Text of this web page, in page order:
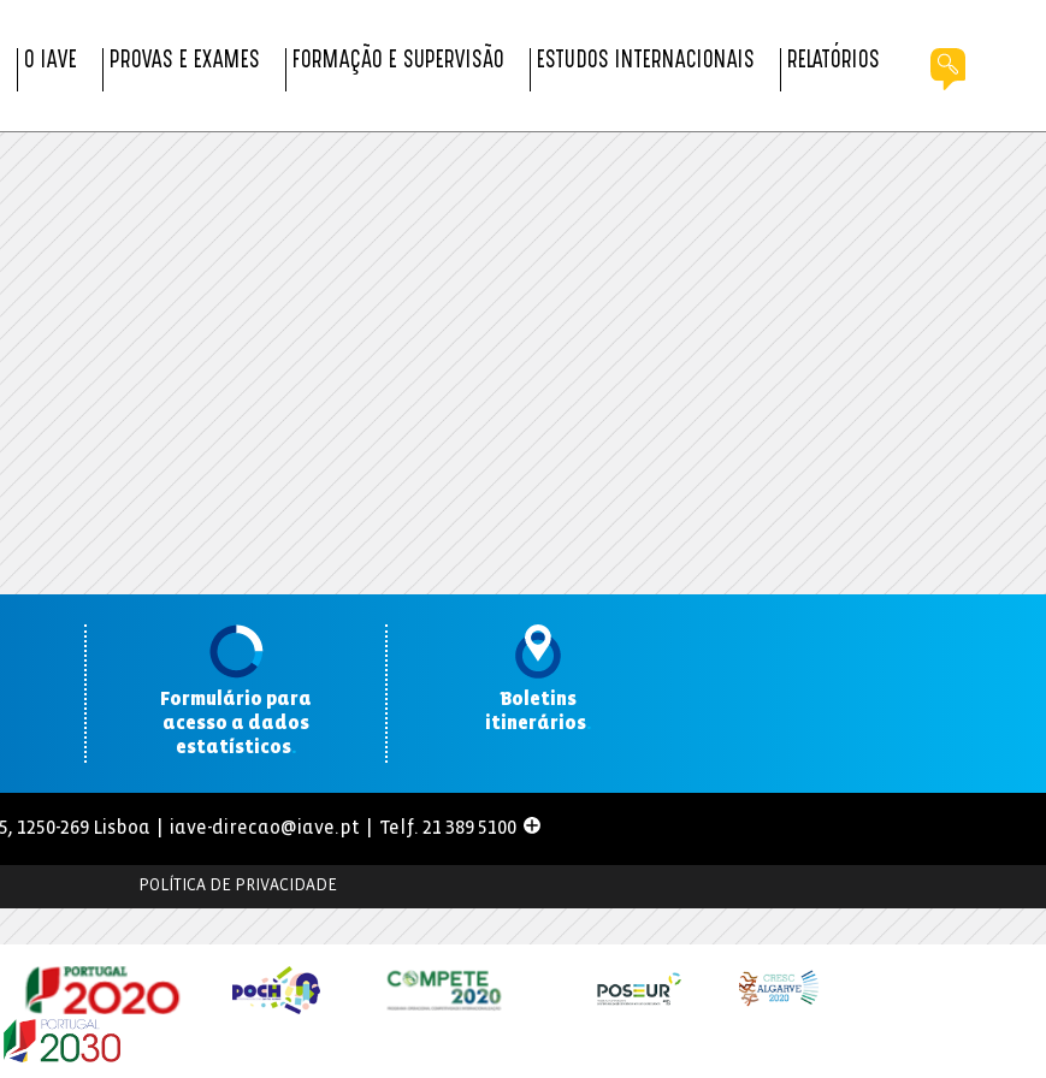
O IAVE PROVAS E EXAMES FORMAÇÃO E SUPERVISÃO ESTUDOS INTERNACIONAIS RELATÓRIOS
Formulário para
acesso a dados
estatísticos.
Boletins
itinerários.
1250-269 Lisboa | iave-direcao@iave.pt | Telf. 21 389 5100
POLÍTICA DE PRIVACIDADE